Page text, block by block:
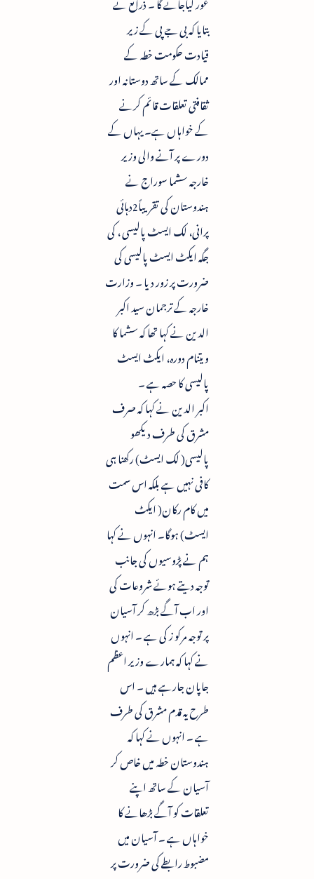
بتایا کہ بی جے پی کے زیر
قیادت حکومت خطہ کے
ممالک کے ساتھ دوستانہ اور
ثقافتی تعلقات قائم کرنے
کے خواہاں ہے۔ یہاں کے
دورے پر آنے والی وزیر
خارجہ سشما سوراج نے
ہندوستان کی تقریباً2دہائی
پرانی، لک ایسٹ پالیسی ، کی
جگہ ایکٹ ایسٹ پالیسی کی
ضرورت پر زور دیا ۔ وزارت
خارجہ کے ترجمان سید اکبر
الدین نے کہا تھا کہ سشما کا
ویتنام دورہ، ایکٹ ایسٹ
پالیسی کا حصہ ہے ۔
اکبر الدین نے کہا کہ صرف
مشرق کی طرف دیکھو
پالیسی( لک ایسٹ) رکھنا ہی
کافی نہیں ہے بلکہ اس سمت
میں کام رکان( ایکٹ
ایسٹ) ہوگا۔ انہوں نے کہا
ہم نے پڑوسیوں کی جانب
توجہ دیتے ہوئے شروعات کی
اور اب آگے بڑھ کر آسیان
پر توجہ مرکو ز کی ہے ۔ انہوں
نے کہا کہ ہمارے وزیر اعظم
جاپان جارہے ہیں ۔ اس
طرح یہ قدم مشرق کی طرف
ہے ۔ انہوں نے کہا کہ
ہندوستان خطہ میں خاص کر
آسیان کے ساتھ اپنے
تعلقات کو آگے بڑھانے کا
خواہاں ہے ۔ آسیان میں
مضبوط رابطے کی ضرورت پر